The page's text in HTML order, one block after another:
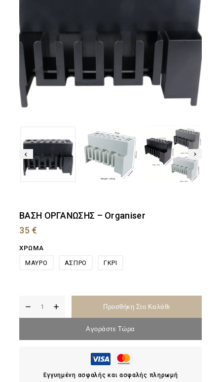
ΒΑΣΗ ΟΡΓΑΝΩΣΗΣ – Organiser
35€
ΧΡΩΜΑ
ΜΑΥΡΟ
ΑΣΠΡΟ ΓΚΡΙ
Προσθήκη Στο Καλάθι
Αγοράστε Τώρα
Εγγυημένη ασφαλής και ασφαλής πληρωμή